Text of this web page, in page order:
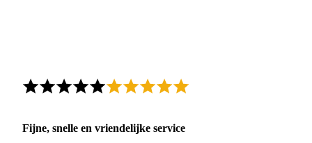
Fijne, snelle en vriendelijke service